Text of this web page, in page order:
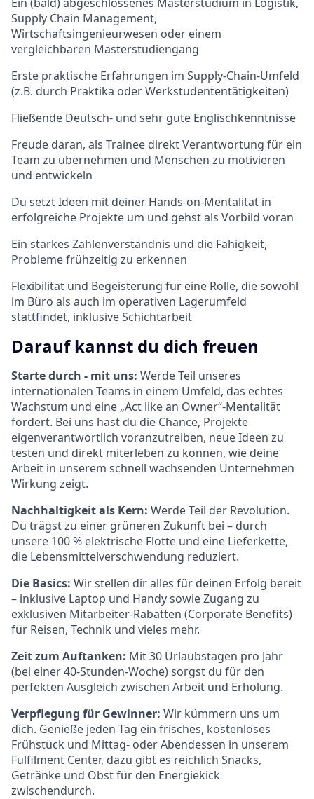
Supply Chain Management,
Wirtschaftsingenieurwesen oder einem
vergleichbaren Masterstudiengang
Erste praktische Erfahrungen im Supply-Chain-Umfeld
(z.B. durch Praktika oder Werkstudententätigkeiten)
Fließende Deutsch- und sehr gute Englischkenntnisse
Freude daran, als Trainee direkt Verantwortung für ein
Team zu übernehmen und Menschen zu motivieren
und entwickeln
Du setzt Ideen mit deiner Hands-on-Mentalität in
erfolgreiche Projekte um und gehst als Vorbild voran
Ein starkes Zahlenverständnis und die Fähigkeit,
Probleme frühzeitig zu erkennen
Flexibilität und Begeisterung für eine Rolle, die sowohl
im Büro als auch im operativen Lagerumfeld
stattfindet, inklusive Schichtarbeit
Darauf kannst du dich freuen
Starte durch - mit uns: Werde Teil unseres
internationalen Teams in einem Umfeld, das echtes
Wachstum und eine „Act like an Owner“-Mentalität
fördert. Bei uns hast du die Chance, Projekte
eigenverantwortlich voranzutreiben, neue Ideen zu
testen und direkt miterleben zu können, wie deine
Arbeit in unserem schnell wachsenden Unternehmen
Wirkung zeigt.
Nachhaltigkeit als Kern: Werde Teil der Revolution.
Du trägst zu einer grüneren Zukunft bei – durch
unsere 100 % elektrische Flotte und eine Lieferkette,
die Lebensmittelverschwendung reduziert.
Die Basics: Wir stellen dir alles für deinen Erfolg bereit
– inklusive Laptop und Handy sowie Zugang zu
exklusiven Mitarbeiter-Rabatten (Corporate Benefits)
für Reisen, Technik und vieles mehr.
Zeit zum Auftanken: Mit 30 Urlaubstagen pro Jahr
(bei einer 40-Stunden-Woche) sorgst du für den
perfekten Ausgleich zwischen Arbeit und Erholung.
Verpflegung für Gewinner: Wir kümmern uns um
dich. Genieße jeden Tag ein frisches, kostenloses
Frühstück und Mittag- oder Abendessen in unserem
Fulfilment Center, dazu gibt es reichlich Snacks,
Getränke und Obst für den Energiekick
zwischendurch.